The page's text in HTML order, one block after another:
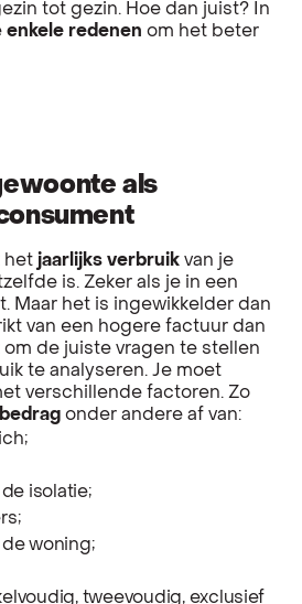
tot gezin. Hoe dan juist? In
enkele redenen om het beter
als
het jaarlijks verbruik van je
is. Zeker als je in een
Maar het is ingewikkelder dan
van een hogere factuur dan
de juiste vragen te stellen
te analyseren. Je moet
verschillende factoren. Zo
onder andere af van:
isolatie;
woning;
tweevoudig, exclusief